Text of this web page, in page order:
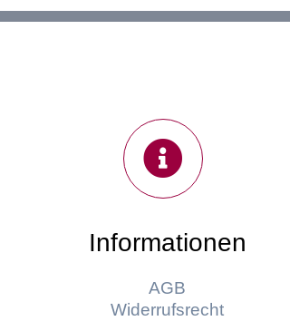
Informationen
AGB
Widerrufsrecht